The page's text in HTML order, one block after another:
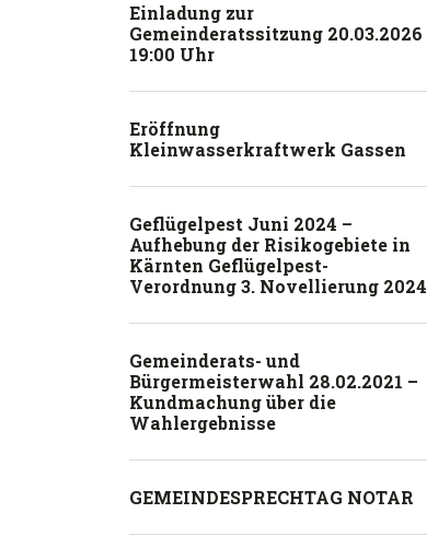
Einladung zur
Gemeinderatssitzung 20.03.2026
19:00 Uhr
Eröffnung
Kleinwasserkraftwerk Gassen
Geflügelpest Juni 2024 –
Aufhebung der Risikogebiete in
Kärnten Geflügelpest-
Verordnung 3. Novellierung 2024
Gemeinderats- und
Bürgermeisterwahl 28.02.2021 –
Kundmachung über die
Wahlergebnisse
GEMEINDESPRECHTAG NOTAR